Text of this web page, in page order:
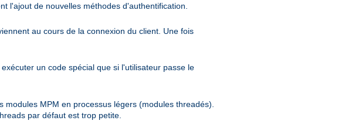
l'ajout de nouvelles méthodes d'authentification.
au cours de la connexion du client. Une fois
un code spécial que si l'utilisateur passe le
MPM en processus légers (modules threadés).
par défaut est trop petite.